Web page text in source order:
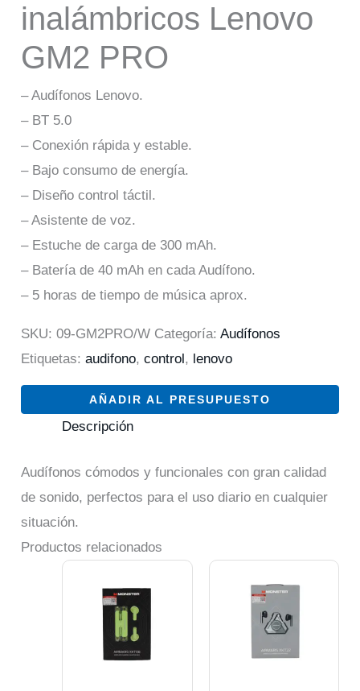
inalámbricos Lenovo
GM2 PRO
– Audífonos Lenovo.
– BT 5.0
– Conexión rápida y estable.
– Bajo consumo de energía.
– Diseño control táctil.
– Asistente de voz.
– Estuche de carga de 300 mAh.
– Batería de 40 mAh en cada Audífono.
– 5 horas de tiempo de música aprox.
SKU:09-GM2PRO/W Categoría:Audífonos
Etiquetas:audifono,control , lenovo
AÑADIR AL PRESUPUESTO
Descripción
Audífonos cómodos y funcionales con gran calidad
de sonido, perfectos para el uso diario en cualquier
situación.
Productos relacionados